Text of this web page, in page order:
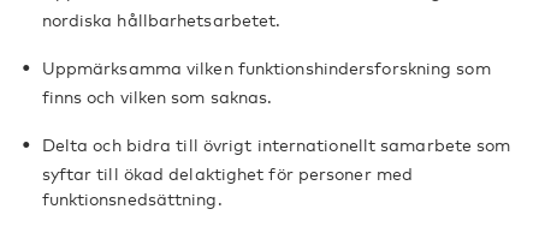
nordiska hållbarhetsarbetet.
Uppmärksamma vilken funktionshindersforskning som
finns och vilken som saknas.
Delta och bidra till övrigt internationellt samarbete som
syftar till ökad delaktighet för personer med
funktionsnedsättning.